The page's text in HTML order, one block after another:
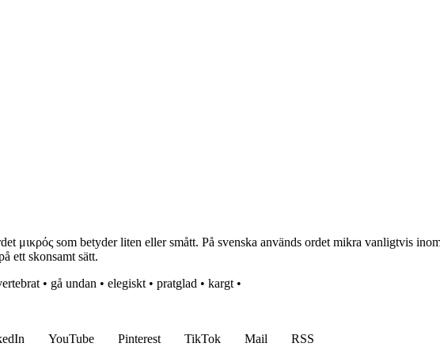
μικρός som betyder liten eller smått. På svenska används ordet mikra vanligtvis
ett skonsamt sätt.
• gå undan • elegiskt • pratglad • kargt •
YouTube Pinterest TikTok Mail
RSS